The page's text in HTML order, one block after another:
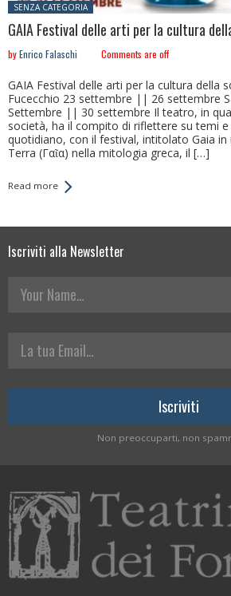
Posted in:
SENZA CATEGORIA
GAIA Festival delle arti per la cultura
byEnrico Falaschi Comments are off
GAIA Festival delle arti per la cultura della
Fucecchio 23 settembre || 26 settembre
Settembre || 30 settembre Il teatro, in
società, ha il compito di riflettere su temi
quotidiano, con il festival, intitolato Gaia
Terra (Γαῖα) nella mitologia greca, il […]
Read more
Iscriviti alla Newsletter
Your Name
La tua Email
Non preoccuparti, non